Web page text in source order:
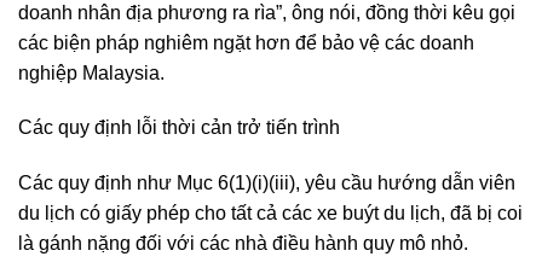
doanh nhân địa phương ra rìa”, ông nói, đồng thời kêu gọi
các biện pháp nghiêm ngặt hơn để bảo vệ các doanh
nghiệp Malaysia.
Các quy định lỗi thời cản trở tiến trình
Các quy định như Mục 6(1)(i)(iii), yêu cầu hướng dẫn viên
du lịch có giấy phép cho tất cả các xe buýt du lịch, đã bị coi
là gánh nặng đối với các nhà điều hành quy mô nhỏ.